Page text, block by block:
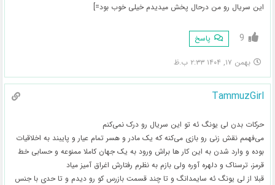
این سریال رو من درحال پخش میدیدم خیلی خوب بود=]
9 پاسخ
بهمن ۱۷, ۱۴۰۴ ۲:۳۳ ب.ظ
TammuzGirl
حرکات بدن لی یونگ ئه تو این سریال رو درک نمی‌کنم
می‌فهمم نقش زنی رو بازی می‌کنه که یک مادر و هسر تمام عیار و پایبند به اخلاقیات
بوده و وارد شدن به این کار ها براش ورود به یک جهان کاملا ممنوعه و حسابی خط
قرمز، ترسناک و دلهره آوره ولی بازم به نظرم رفتارش اغراق آمیز میاد
قبلا از لی یونگ ئه سایمدانگ و تا چند قسمت بازرس کو رو دیدم و تا حدی با جنس